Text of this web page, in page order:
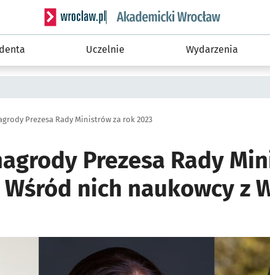
Serwis informacyjny wroclaw.pl podserwis:
Uczelnie Wydarzenia
Prezesa Rady Ministrów za rok 2023
Prezesa Rady
nich naukowcy z